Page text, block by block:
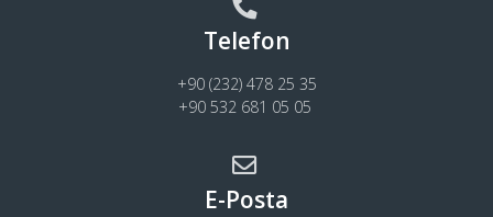
Telefon
+90 (232) 478 25 35
+90 532 681 05 05
E-Posta